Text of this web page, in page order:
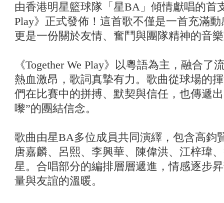
由香港明星籃球隊「星BA」傾情獻唱的首
Play》正式發佈！這首歌不僅是一首充滿
更是一份關於友情、奮鬥與團隊精神的音
《Together We Play》以粵語為主，融合
熱血激昂，歌詞真摯有力。歌曲從球場的
們在比賽中的拼搏、默契與信任，也傳遞
嚟”的團結信念。
歌曲由星BA多位成員共同演繹，包含高鈞
唐嘉麟、呂熙、李興華、陳偉洪、江梓瑋
星。合唱部分的編排層層遞進，情感逐步
量與友誼的溫暖。